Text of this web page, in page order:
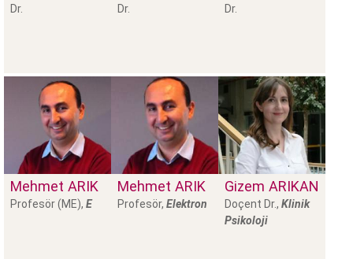
Dr. Dr. Dr.
Mehmet ARIK
Profesör (ME), E
Mehmet ARIK
Profesör, Elektron
Gizem ARIKAN
Doçent Dr., Klinik
Psikoloji